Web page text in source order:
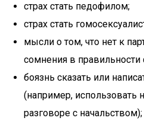
страх стать педофилом;
страх стать
мысли о том, что нет к
сомнения в
боязнь сказать или
(например, использовать
разговоре с начальством);